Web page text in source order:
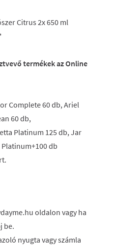
Citrus 2x 650 ml
termékek az Online
Complete 60 db, Ariel
60 db,
Platinum 125 db, Jar
db
oldalon vagy ha
be.
nyugta vagy számla